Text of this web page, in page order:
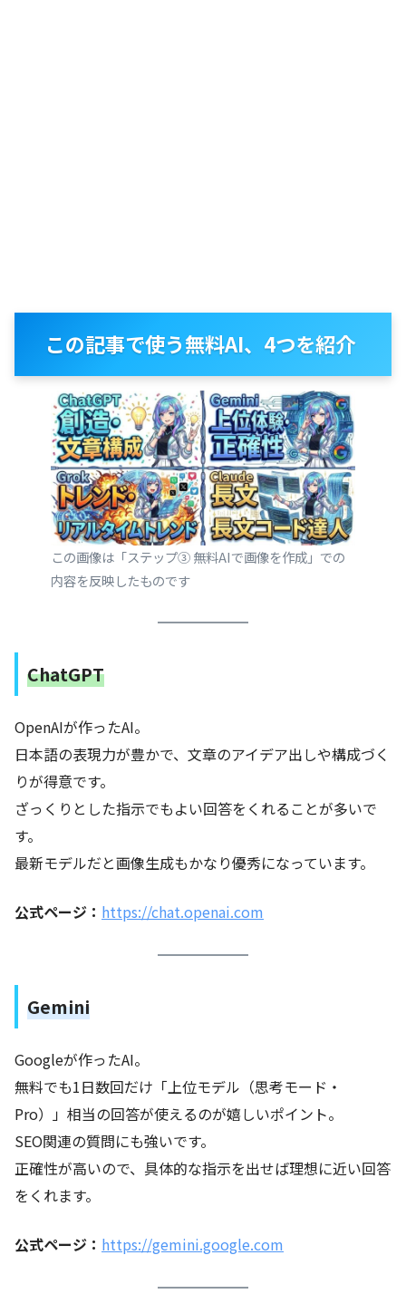
この記事で使う無料AI、4つを紹介
この画像は「ステップ③ 無料AIで画像を作成」での
内容を反映したものです
ChatGPT
OpenAIが作ったAI。
日本語の表現力が豊かで、文章のアイデア出しや構成づく
りが得意です。
ざっくりとした指示でもよい回答をくれることが多いで
す。
最新モデルだと画像生成もかなり優秀になっています。
公式ページ： https://chat.openai.com
Gemini
Googleが作ったAI。
無料でも1日数回だけ「上位モデル（思考モード・
Pro）」相当の回答が使えるのが嬉しいポイント。
SEO関連の質問にも強いです。
正確性が高いので、具体的な指示を出せば理想に近い回答
をくれます。
公式ページ ： https://gemini.google.com